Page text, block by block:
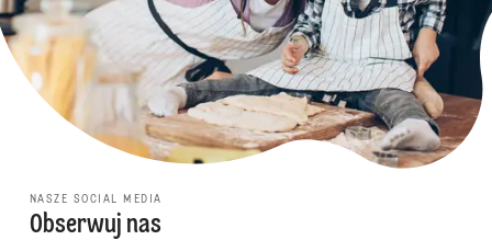
NASZE SOCIAL MEDIA
Obserwuj nas